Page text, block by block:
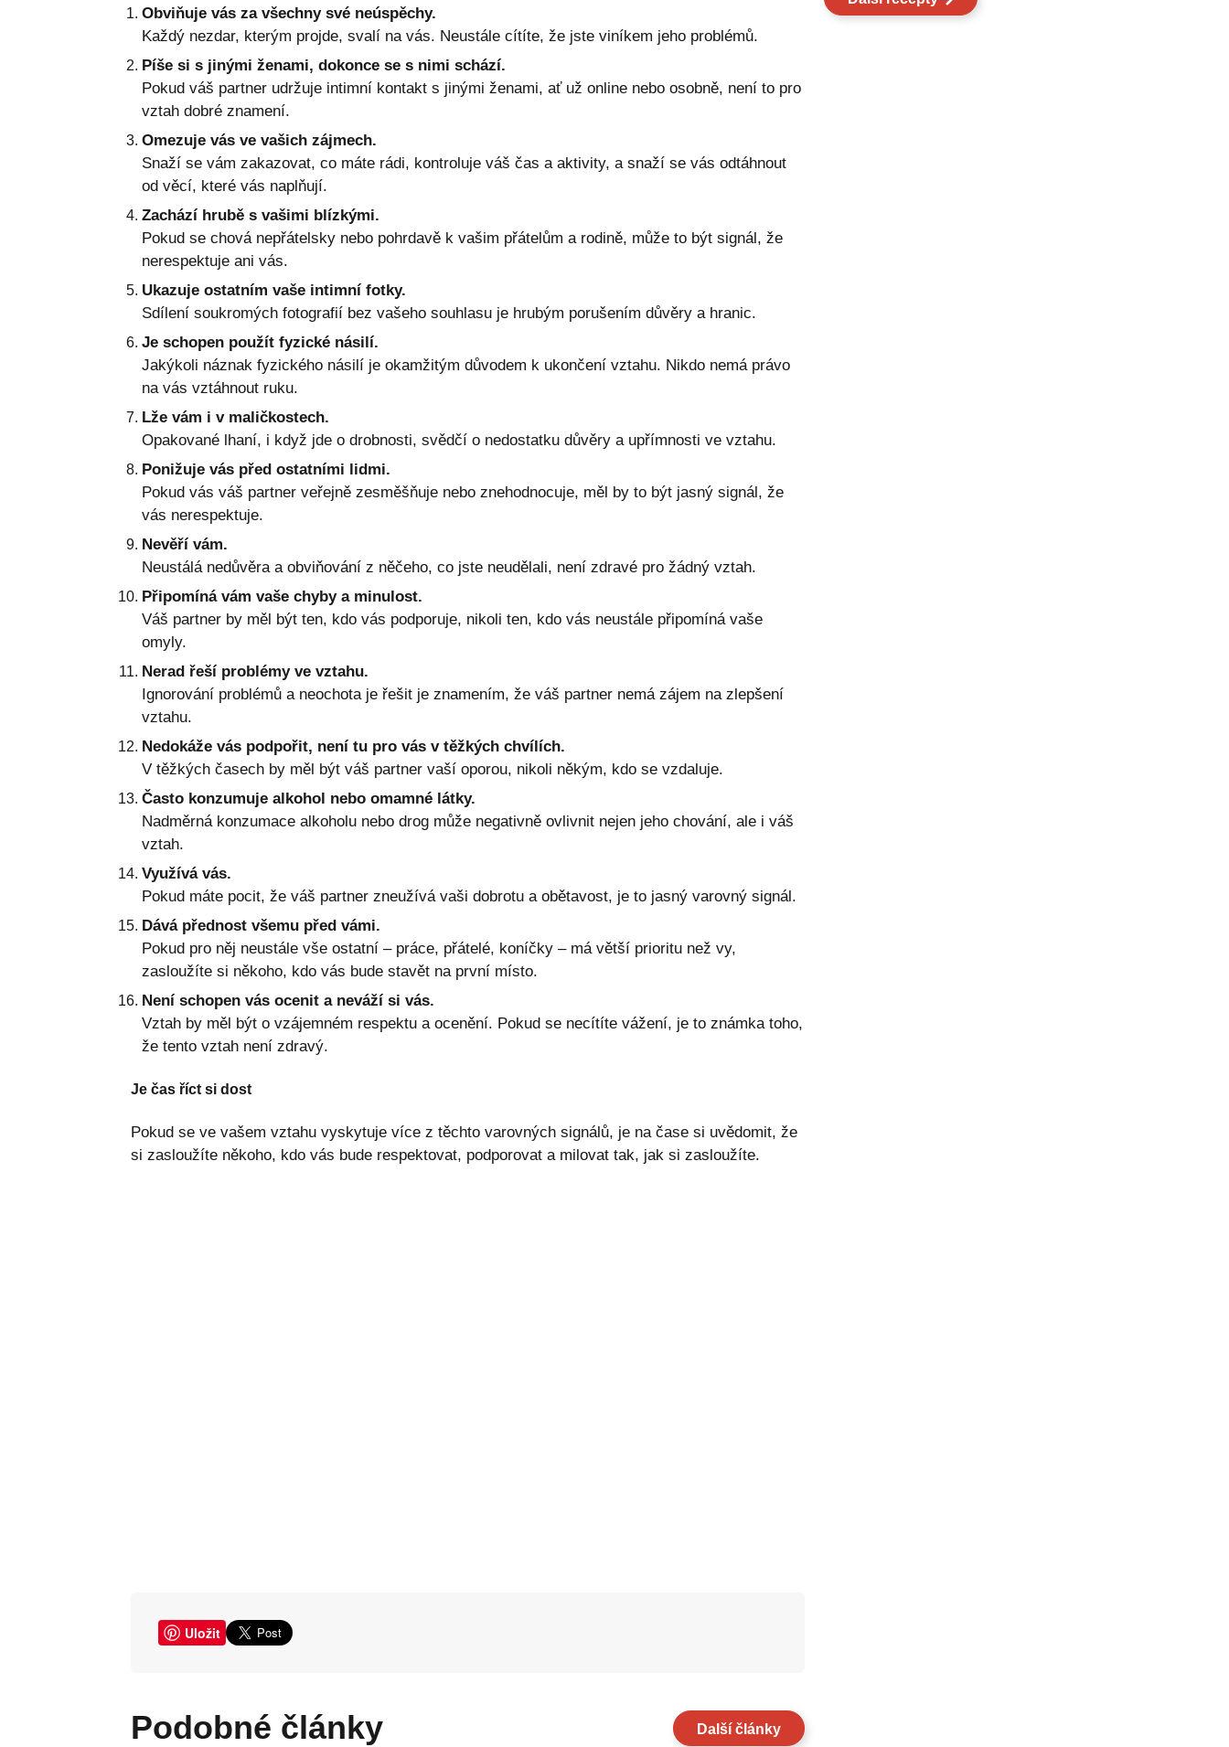
Obviňuje vás za všechny své neúspěchy.
Každý nezdar, kterým projde, svalí na vás. Neustále cítíte, že jste viníkem jeho problémů.
Píše si s jinými ženami, dokonce se s nimi schází.
Pokud váš partner udržuje intimní kontakt s jinými ženami, ať už online nebo osobně, není to pro
vztah dobré znamení.
Omezuje vás ve vašich zájmech.
Snaží se vám zakazovat, co máte rádi, kontroluje váš čas a aktivity, a snaží se vás odtáhnout
od věcí, které vás naplňují.
Zachází hrubě s vašimi blízkými.
Pokud se chová nepřátelsky nebo pohrdavě k vašim přátelům a rodině, může to být signál, že
nerespektuje ani vás.
Ukazuje ostatním vaše intimní fotky.
Sdílení soukromých fotografií bez vašeho souhlasu je hrubým porušením důvěry a hranic.
Je schopen použít fyzické násilí.
Jakýkoli náznak fyzického násilí je okamžitým důvodem k ukončení vztahu. Nikdo nemá právo
na vás vztáhnout ruku.
Lže vám i v maličkostech.
Opakované lhaní, i když jde o drobnosti, svědčí o nedostatku důvěry a upřímnosti ve vztahu.
Ponižuje vás před ostatními lidmi.
Pokud vás váš partner veřejně zesměšňuje nebo znehodnocuje, měl by to být jasný signál, že
vás nerespektuje.
Nevěří vám.
Neustálá nedůvěra a obviňování z něčeho, co jste neudělali, není zdravé pro žádný vztah.
Připomíná vám vaše chyby a minulost.
Váš partner by měl být ten, kdo vás podporuje, nikoli ten, kdo vás neustále připomíná vaše
omyly.
Nerad řeší problémy ve vztahu.
Ignorování problémů a neochota je řešit je znamením, že váš partner nemá zájem na zlepšení
vztahu.
Nedokáže vás podpořit, není tu pro vás v těžkých chvílích.
V těžkých časech by měl být váš partner vaší oporou, nikoli někým, kdo se vzdaluje.
Často konzumuje alkohol nebo omamné látky.
Nadměrná konzumace alkoholu nebo drog může negativně ovlivnit nejen jeho chování, ale i váš
vztah.
Využívá vás.
Pokud máte pocit, že váš partner zneužívá vaši dobrotu a obětavost, je to jasný varovný signál.
Dává přednost všemu před vámi.
Pokud pro něj neustále vše ostatní – práce, přátelé, koníčky – má větší prioritu než vy,
zasloužíte si někoho, kdo vás bude stavět na první místo.
Není schopen vás ocenit a neváží si vás.
Vztah by měl být o vzájemném respektu a ocenění. Pokud se necítíte vážení, je to známka toho,
že tento vztah není zdravý.
Je čas říct si dost
Pokud se ve vašem vztahu vyskytuje více z těchto varovných signálů, je na čase si uvědomit, že
si zasloužíte někoho, kdo vás bude respektovat, podporovat a milovat tak, jak si zasloužíte.
Uložit
Podobné články Další články